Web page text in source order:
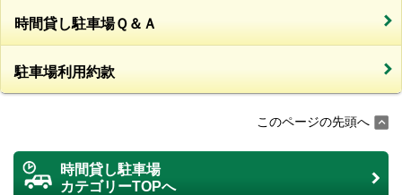
時間貸し駐車場Ｑ＆Ａ
駐車場利用約款
このページの先頭へ
時間貸し駐車場
カテゴリーTOPへ